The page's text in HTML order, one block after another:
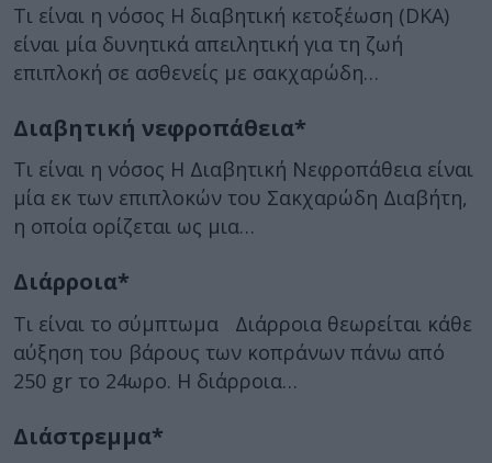
Τι είναι η νόσος Η διαβητική κετοξέωση (DKA)
είναι μία δυνητικά απειλητική για τη ζωή
επιπλοκή σε ασθενείς με σακχαρώδη…
Διαβητική νεφροπάθεια*
Τι είναι η νόσος H Διαβητική Νεφροπάθεια είναι
μία εκ των επιπλοκών του Σακχαρώδη Διαβήτη,
η οποία ορίζεται ως μια…
Διάρροια*
Τι είναι το σύμπτωμα Διάρροια θεωρείται κάθε
αύξηση του βάρους των κοπράνων πάνω από
250 gr το 24ωρο. Η διάρροια…
Διάστρεμμα*